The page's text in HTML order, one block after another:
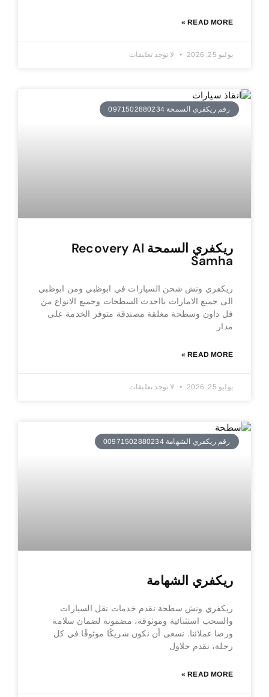
READ MORE »
يوليو 25, 2026 لا توجد تعليقات
رقم ريكفري السمحة 0971502880234
ريكفري السمحة Recovery Al
Samha
ريكفري ونش شحن السيارات في ابوظبي ومن ابوظبي
الى جميع الامارات بااحدث السطحات وجميع الانواع من
فل داون وسطحة مغلقة مصندقة متوفر الخدمة على
مدار
READ MORE »
يوليو 25, 2026 لا توجد تعليقات
رقم ريكفري الشهامة 00971502880234
ريكفري الشهامة
ريكفري ونش سطحة نقدم خدمات نقل السيارات
والسحب استثنائية وموثوقة، مضمونة لضمان سلامة
ورضا عملائنا. نسعى أن نكون شريكًا موثوقًا في كل
رحلة، نقدم حلاول
READ MORE »